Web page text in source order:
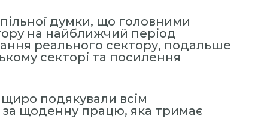
думки, що головними
на найближчий період
реального сектору, подальше
секторі та посилення
подякували всім
за щоденну працю, яка тримає